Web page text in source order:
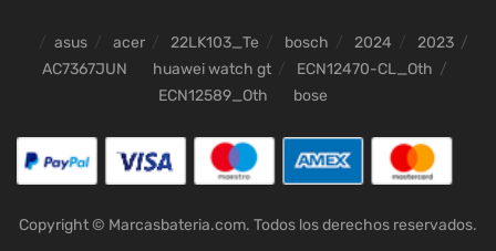
asus acer 22LK103_Te bosch 2024
2023
AC7367JUN
huawei watch gt
ECN12470-CL_Oth
ECN12589_Oth
bose
Copyright © Marcasbateria.com. Todos los derechos reservados.